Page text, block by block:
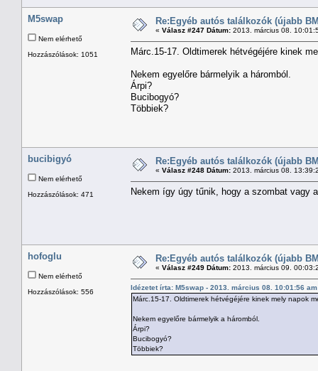
M5swap
Nem elérhető
Hozzászólások: 1051
Re:Egyéb autós találkozók (újabb
« Válasz #247 Dátum: 2013. március 08.
Márc.15-17. Oldtimerek hétvégéjére kinek
Nekem egyelőre bármelyik a háromból.
Árpi?
Bucibogyó?
Többiek?
bucibigyó
Nem elérhető
Hozzászólások: 471
Re:Egyéb autós találkozók (újabb
« Válasz #248 Dátum: 2013. március 08.
Nekem így úgy tűnik, hogy a szombat vagy
hofoglu
Nem elérhető
Hozzászólások: 556
Re:Egyéb autós találkozók (újabb
« Válasz #249 Dátum: 2013. március 09.
Idézetet írta: M5swap - 2013. március 08. 10:01:56 am
Márc.15-17. Oldtimerek hétvégéjére kinek mely napok
Nekem egyelőre bármelyik a háromból.
Árpi?
Bucibogyó?
Többiek?